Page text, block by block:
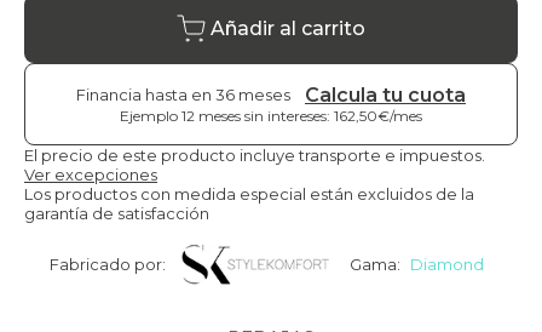
Añadir al carrito
Financia hasta en 36 meses Calcula tu cuota
Ejemplo 12 meses sin intereses: 162,50€/mes
El precio de este producto incluye transporte e impuestos.
Ver excepciones
Los productos con medida especial están excluidos de la
garantía de satisfacción
Fabricado por: Gama: Diamond